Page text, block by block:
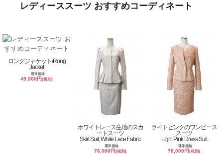
レディーススーツ おすすめコーディネート
ロングジャケット/Rong
Jacket
通常価格
49,000円(税別)
ホワイトレース生地のスカ
ートスーツ
Skirt Suit, White Lace Fabric
通常価格
78,000円(税別)
ライトピンクのワンピース
スーツ
Light Pink Dress Suit
通常価格
78,000円(税別)